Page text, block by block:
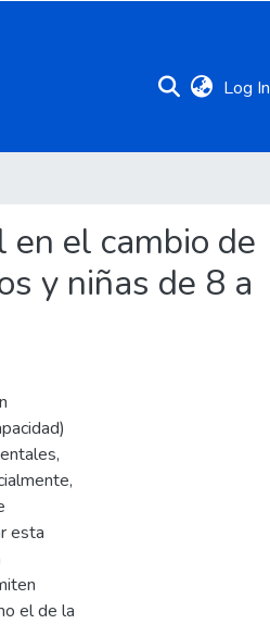
Log In
el cambio de
y niñas de 8 a
esta
el de la